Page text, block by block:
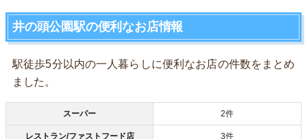
井の頭公園駅の便利なお店情報
駅徒歩5分以内の一人暮らしに便利なお店の件数をまとめ
ました。
スーパー 2件
レストラン/ファストフード店 3件